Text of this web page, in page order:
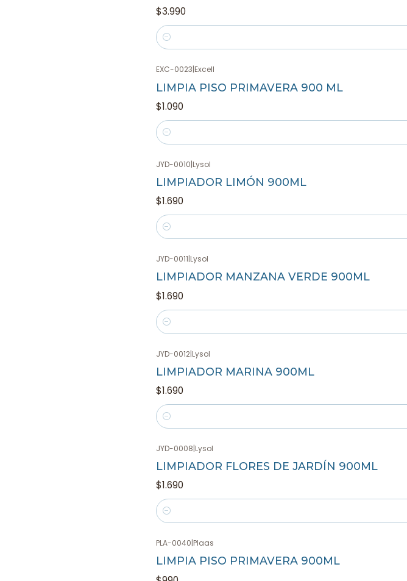
$3.990
Cantidad
EXC-0023|Excell
LIMPIA PISO PRIMAVERA 900 ML
$1.090
Cantidad
JYD-0010|Lysol
LIMPIADOR LIMÓN 900ML
$1.690
Cantidad
JYD-0011|Lysol
LIMPIADOR MANZANA VERDE 900ML
$1.690
Cantidad
JYD-0012|Lysol
LIMPIADOR MARINA 900ML
$1.690
Cantidad
JYD-0008|Lysol
LIMPIADOR FLORES DE JARDÍN 900ML
$1.690
Cantidad
PLA-0040|Plaas
LIMPIA PISO PRIMAVERA 900ML